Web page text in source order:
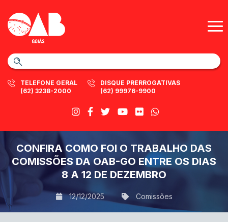
TELEFONE GERAL
(62) 3238-2000
DISQUE PRERROGATIVAS
(62) 99976-9900
CONFIRA COMO FOI O TRABALHO DAS
COMISSÕES DA OAB-GO ENTRE OS DIAS
8 A 12 DE DEZEMBRO
12/12/2025 Comissões